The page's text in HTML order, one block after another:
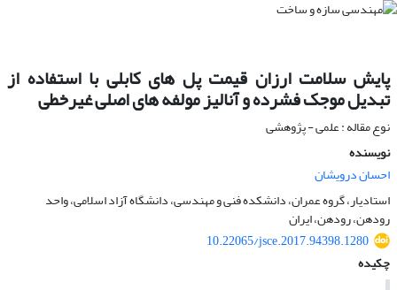
پایش سلامت ارزان قیمت پل های کابلی با استفاده از
تبدیل موجک فشرده و آنالیز مولفه های اصلی غیرخطی
نوع مقاله : علمی - پژوهشی
نویسنده
احسان درویشان
استادیار، گروه عمران، دانشکده فنی و مهندسی، دانشگاه آزاد اسلامی، واحد
رودهن، رودهن، ایران
10.22065/jsce.2017.94398.1280
چکیده